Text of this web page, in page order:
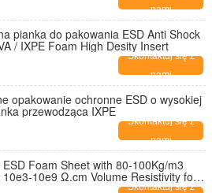
nami
pianka do pakowania ESD Anti Shock
/ IXPE Foam High Desity Insert
Skontaktuj się z
nami
opakowanie ochronne ESD o wysokiej
przewodząca IXPE
Skontaktuj się z
nami
Foam Sheet with 80-100Kg/m3
10e9 Ω.cm Volume Resistivity for
Skontaktuj się z